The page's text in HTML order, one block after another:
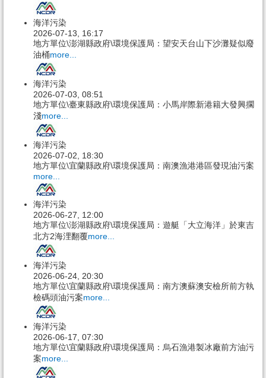
海洋污染
2026-07-13, 16:17
地方單位\澎湖縣政府\環境保護局：望安天台山下沙灘疑似廢
油桶more...
海洋污染
2026-07-03, 08:51
地方單位\臺東縣政府\環境保護局：小馬岸際新港籍大發興擱
淺more...
海洋污染
2026-07-02, 18:30
地方單位\宜蘭縣政府\環境保護局：南澳漁港港區發現油污案
more...
海洋污染
2026-06-27, 12:00
地方單位\澎湖縣政府\環境保護局：遊艇「大立海洋」於東吉
北方2海浬翻覆more...
海洋污染
2026-06-24, 20:30
地方單位\宜蘭縣政府\環境保護局：南方澳蘇澳安檢所前方執
檢碼頭油污案more...
海洋污染
2026-06-17, 07:30
地方單位\宜蘭縣政府\環境保護局：烏石漁港製冰廠前方油污
案more...